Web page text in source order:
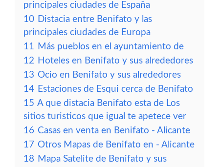
principales ciudades de España
10 Distacia entre Benifato y las
principales ciudades de Europa
11 Más pueblos en el ayuntamiento de
12 Hoteles en Benifato y sus alrededores
13 Ocio en Benifato y sus alrededores
14 Estaciones de Esqui cerca de Benifato
15 A que distacia Benifato esta de Los
sitios turisticos que igual te apetece ver
16 Casas en venta en Benifato - Alicante
17 Otros Mapas de Benifato en - Alicante
18 Mapa Satelite de Benifato y sus